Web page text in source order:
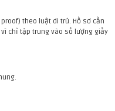
theo luật di trú. Hồ sơ cần
chỉ tập trung vào số lượng giấy